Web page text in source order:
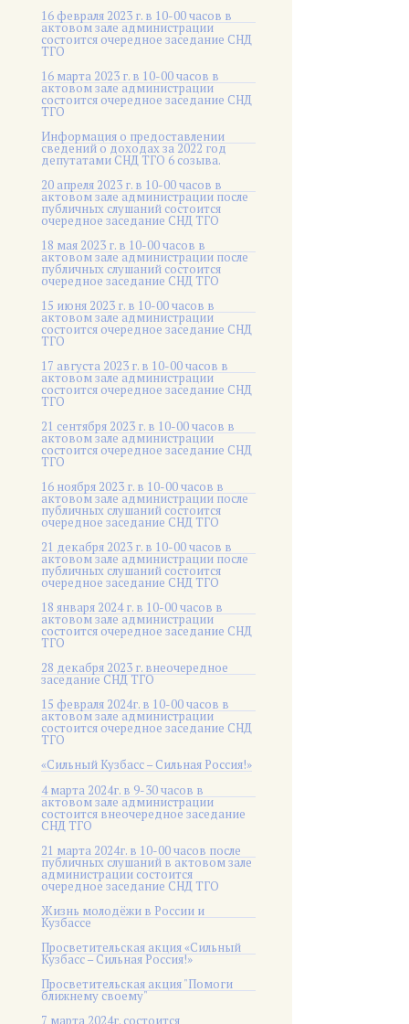
16 февраля 2023 г. в 10-00 часов в
актовом зале администрации
состоится очередное заседание СНД
ТГО
16 марта 2023 г. в 10-00 часов в
актовом зале администрации
состоится очередное заседание СНД
ТГО
Информация о предоставлении
сведений о доходах за 2022 год
депутатами СНД ТГО 6 созыва.
20 апреля 2023 г. в 10-00 часов в
актовом зале администрации после
публичных слушаний состоится
очередное заседание СНД ТГО
18 мая 2023 г. в 10-00 часов в
актовом зале администрации после
публичных слушаний состоится
очередное заседание СНД ТГО
15 июня 2023 г. в 10-00 часов в
актовом зале администрации
состоится очередное заседание СНД
ТГО
17 августа 2023 г. в 10-00 часов в
актовом зале администрации
состоится очередное заседание СНД
ТГО
21 сентября 2023 г. в 10-00 часов в
актовом зале администрации
состоится очередное заседание СНД
ТГО
16 ноября 2023 г. в 10-00 часов в
актовом зале администрации после
публичных слушаний состоится
очередное заседание СНД ТГО
21 декабря 2023 г. в 10-00 часов в
актовом зале администрации после
публичных слушаний состоится
очередное заседание СНД ТГО
18 января 2024 г. в 10-00 часов в
актовом зале администрации
состоится очередное заседание СНД
ТГО
28 декабря 2023 г. внеочередное
заседание СНД ТГО
15 февраля 2024г. в 10-00 часов в
актовом зале администрации
состоится очередное заседание СНД
ТГО
«Сильный Кузбасс – Сильная Россия!»
4 марта 2024г. в 9-30 часов в
актовом зале администрации
состоится внеочередное заседание
СНД ТГО
21 марта 2024г. в 10-00 часов после
публичных слушаний в актовом зале
администрации состоится
очередное заседание СНД ТГО
Жизнь молодёжи в России и
Кузбассе
Просветительская акция «Сильный
Кузбасс – Сильная Россия!»
Просветительская акция "Помоги
ближнему своему"
7 марта 2024г. состоится